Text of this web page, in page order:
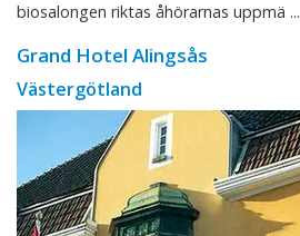
biosalongen riktas åhörarnas uppmä ...
Grand Hotel Alingsås
Västergötland